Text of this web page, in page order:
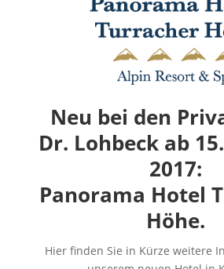
Neu bei den
Dr. Lohbeck ab
2017:
Panorama Hotel
Höhe.
Hier finden Sie in Kürze weitere